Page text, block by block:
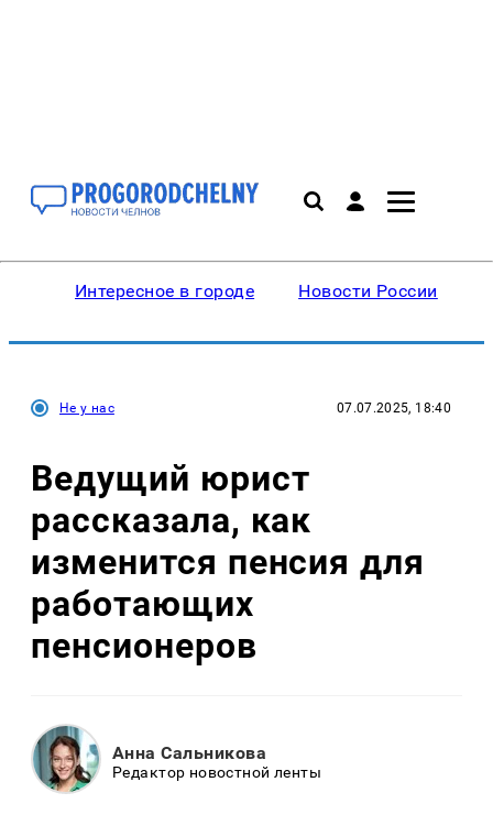
Интересное в городе Новости России
Не у нас 07.07.2025, 18:40
Ведущий юрист
рассказала, как
изменится пенсия для
работающих
пенсионеров
Анна Сальникова
Редактор новостной ленты